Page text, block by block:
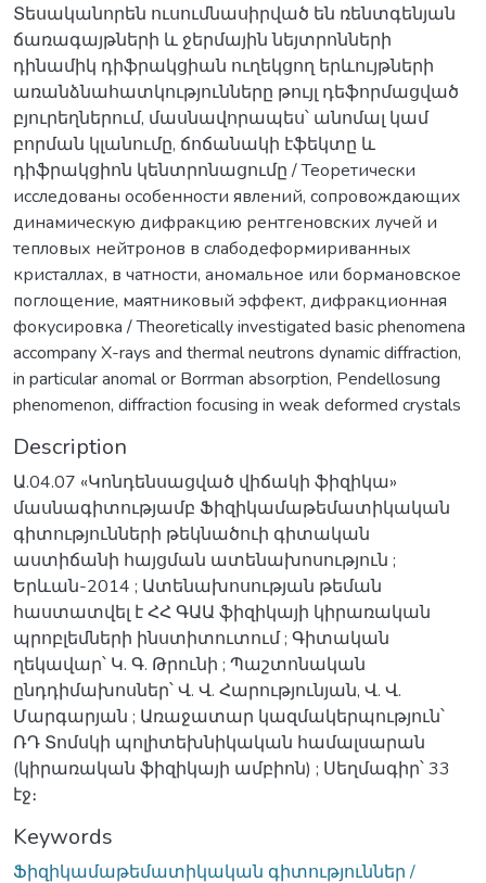
Տեսականորեն ուսումնասիրված են ռենտգենյան
ճառագայթների և ջերմային նեյտրոնների
դինամիկ դիֆրակցիան ուղեկցող երևույթների
առանձնահատկությունները թույլ դեֆորմացված
բյուրեղներում, մասնավորապես՝ անոմալ կամ
բորման կլանումը, ճոճանակի էֆեկտը և
դիֆրակցիոն կենտրոնացումը / Теоретически
исследованы особенности явлений, сопровождающих
динамическую дифракцию рентгеновских лучей и
тепловых нейтронов в слабодеформириванных
кристаллах, в чатности, аномальное или бормановское
поглощение, маятниковый эффект, дифракционная
фокусировка / Theoretically investigated basic phenomena
accompany X-rays and thermal neutrons dynamic diffraction,
in particular anomal or Borrman absorption, Pendellosung
phenomenon, diffraction focusing in weak deformed crystals
Description
Ա.04.07 «Կոնդենսացված վիճակի ֆիզիկա»
մասնագիտությամբ Ֆիզիկամաթեմատիկական
գիտությունների թեկնածուի գիտական
աստիճանի հայցման ատենախոսություն ;
Երևան-2014 ; Ատենախոսության թեման
հաստատվել է ՀՀ ԳԱԱ ֆիզիկայի կիրառական
պրոբլեմների ինստիտուտում ; Գիտական
ղեկավար՝ Կ. Գ. Թրունի ; Պաշտոնական
ընդդիմախոսներ՝ Վ. Վ. Հարությունյան, Վ. Վ.
Մարգարյան ; Առաջատար կազմակերպություն՝
ՌԴ Տոմսկի պոլիտեխնիկական համալսարան
(կիրառական ֆիզիկայի ամբիոն) ; Սեղմագիր՝ 33
էջ։
Keywords
Ֆիզիկամաթեմատիկական գիտություններ /